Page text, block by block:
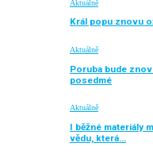
Aktuálně
Král popu znovu
Aktuálně
Poruba bude
posedmé
Aktuálně
I běžné materiály
vědu, která…